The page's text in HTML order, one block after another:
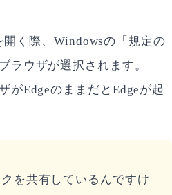
く際、Windowsの「規定の
ラウザが選択されます。
がEdgeのままだとEdgeが起
を共有しているんですけ